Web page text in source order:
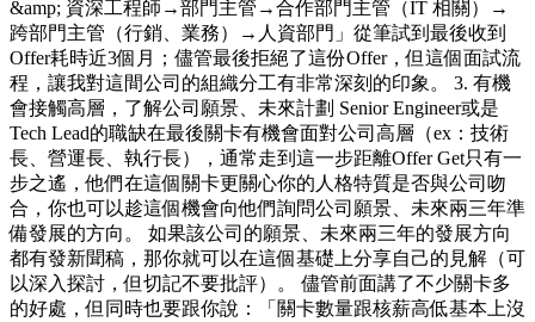
&amp; 資深工程師→部門主管→合作部門主管（IT 相關）→
跨部門主管（行銷、業務）→人資部門」從筆試到最後收到
Offer耗時近3個月；儘管最後拒絕了這份Offer，但這個面試流
程，讓我對這間公司的組織分工有非常深刻的印象。 3. 有機
會接觸高層，了解公司願景、未來計劃 Senior Engineer或是
Tech Lead的職缺在最後關卡有機會面對公司高層（ex：技術
長、營運長、執行長），通常走到這一步距離Offer Get只有一
步之遙，他們在這個關卡更關心你的人格特質是否與公司吻
合，你也可以趁這個機會向他們詢問公司願景、未來兩三年準
備發展的方向。 如果該公司的願景、未來兩三年的發展方向
都有發新聞稿，那你就可以在這個基礎上分享自己的見解（可
以深入探討，但切記不要批評）。 儘管前面講了不少關卡多
的好處，但同時也要跟你說：「關卡數量跟核薪高低基本上沒